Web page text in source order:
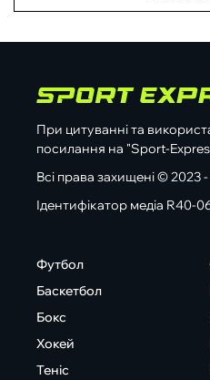
При цитуванні та
посилання на "Sport-
Всі права захищені ©
Ідентифікатор медіа R40-
Футбол
Баскетбол
Бокс
Хокей
Теніс